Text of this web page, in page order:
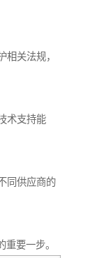
关法规，
术支持能
同供应商的
要一步。